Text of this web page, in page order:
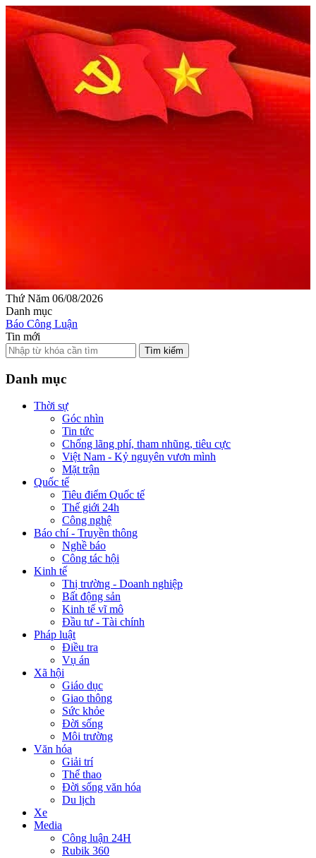
Thứ Năm 06/08/2026
Danh mục
Báo Công Luận
Tin mới
Tìm kiếm
Danh mục
Thời sự
Góc nhìn
Tin tức
Chống lãng phí, tham nhũng, tiêu cực
Việt Nam - Kỷ nguyên vươn mình
Mặt trận
Quốc tế
Tiêu điểm Quốc tế
Thế giới 24h
Công nghệ
Báo chí - Truyền thông
Nghề báo
Công tác hội
Kinh tế
Thị trường - Doanh nghiệp
Bất động sản
Kinh tế vĩ mô
Đầu tư - Tài chính
Pháp luật
Điều tra
Vụ án
Xã hội
Giáo dục
Giao thông
Sức khỏe
Đời sống
Môi trường
Văn hóa
Giải trí
Thể thao
Đời sống văn hóa
Du lịch
Xe
Media
Công luận 24H
Rubik 360